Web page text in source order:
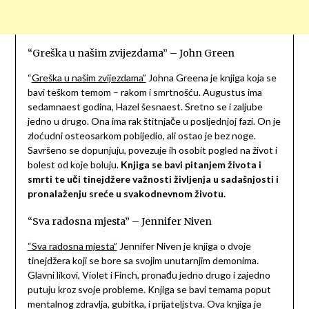
“Greška u našim zvijezdama” – John Green
“Greška u našim zvijezdama” Johna Greena je knjiga koja se
bavi teškom temom – rakom i smrtnošću. Augustus ima
sedamnaest godina, Hazel šesnaest. Sretno se i zaljube
jedno u drugo. Ona ima rak štitnjače u posljednjoj fazi. On je
zloćudni osteosarkom pobijedio, ali ostao je bez noge.
Savršeno se dopunjuju, povezuje ih osobit pogled na život i
bolest od koje boluju.Knjiga se bavi pitanjem života i
smrti te uči tinejdžere važnosti življenja u sadašnjosti i
pronalaženju sreće u svakodnevnom životu.
“Sva radosna mjesta” – Jennifer Niven
“Sva radosna mjesta” Jennifer Niven je knjiga o dvoje
tinejdžera koji se bore sa svojim unutarnjim demonima.
Glavni likovi, Violet i Finch, pronađu jedno drugo i zajedno
putuju kroz svoje probleme. Knjiga se bavi temama poput
mentalnog zdravlja, gubitka, i prijateljstva. Ova knjiga je